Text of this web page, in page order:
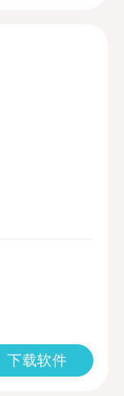
下载软件